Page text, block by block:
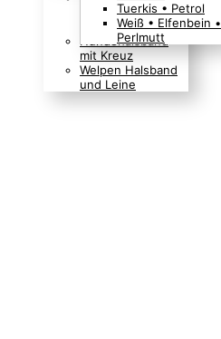
Boho Indianer
Hippie Look
Hundehalsband
mit Kreuz
Welpen Halsband
und Leine
Tuerkis • Petrol
Weiß • Elfenbein •
Perlmutt